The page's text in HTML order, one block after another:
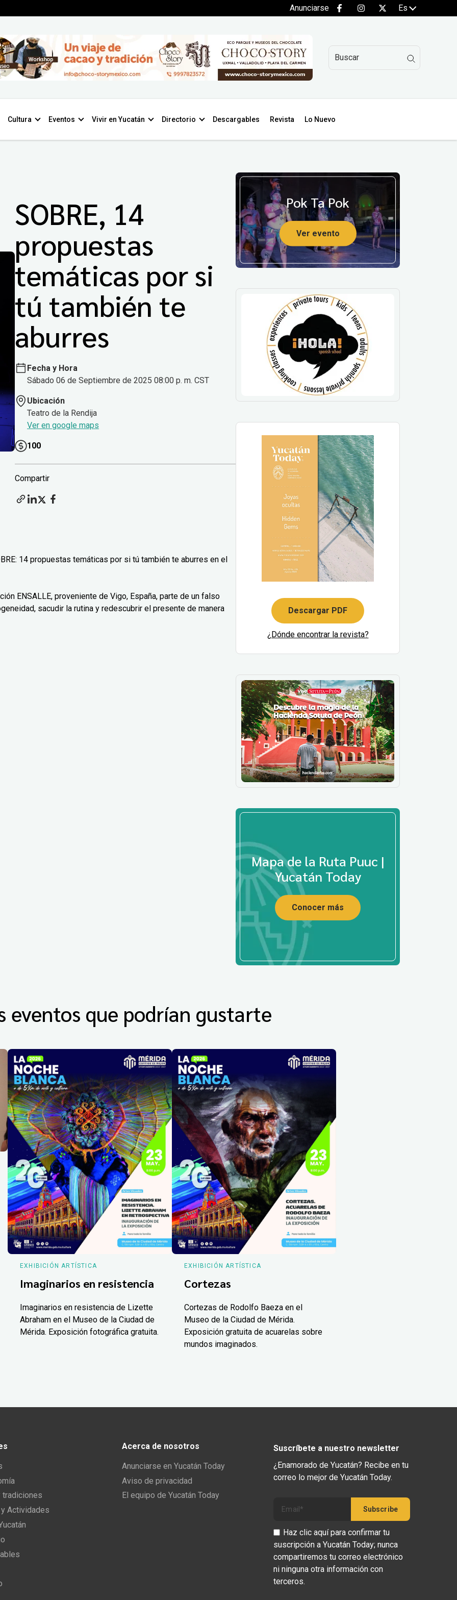
Anunciarse Es
Cultura Eventos Vivir en Yucatán Directorio Descargables Revista Lo Nuevo
SOBRE, 14
propuestas
temáticas por si
tú también te
aburres
Fecha y Hora
Sábado 06 de Septiembre de 2025 08:00 p. m. CST
Ubicación
Teatro de la Rendija
Ver en google maps
100
Compartir
14 propuestas temáticas por si tú también te aburres en el
ENSALLE, proveniente de Vigo, España, parte de un falso
sacudir la rutina y redescubrir el presente de manera
Pok Ta Pok
Ver evento
Descargar PDF
¿Dónde encontrar la revista?
Mapa de la Ruta Puuc |
Yucatán Today
Conocer más
eventos que podrían gustarte
EXHIBICIÓN ARTÍSTICA
Imaginarios en resistencia
Imaginarios en resistencia de Lizette
Abraham en el Museo de la Ciudad de
Mérida. Exposición fotográfica gratuita.
EXHIBICIÓN ARTÍSTICA
Cortezas
Cortezas de Rodolfo Baeza en el
Museo de la Ciudad de Mérida.
Exposición gratuita de acuarelas sobre
mundos imaginados.
tradiciones
Actividades
Acerca de nosotros
Anunciarse en Yucatán Today
Aviso de privacidad
El equipo de Yucatán Today
Suscríbete a nuestro newsletter
¿Enamorado de Yucatán? Recibe en tu
correo lo mejor de Yucatán Today.
Haz clic aquí para confirmar tu
suscripción a Yucatán Today; nunca
compartiremos tu correo electrónico
ni ninguna otra información con
terceros.